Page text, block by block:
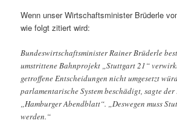
Wenn unser Wirtschaftsminister Brüderle
wie folgt zitiert wird:
Bundeswirtschaftsminister Rainer Brüderle
umstrittene Bahnprojekt „Stuttgart 21“
getroffene Entscheidungen nicht umgesetzt
parlamentarische System beschädigt, sagte
„Hamburger Abendblatt“. „Deswegen muss
werden.“